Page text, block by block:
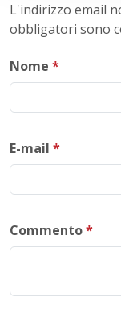
L'indirizzo email
obbligatori sono
Nome *
E-mail *
Commento*